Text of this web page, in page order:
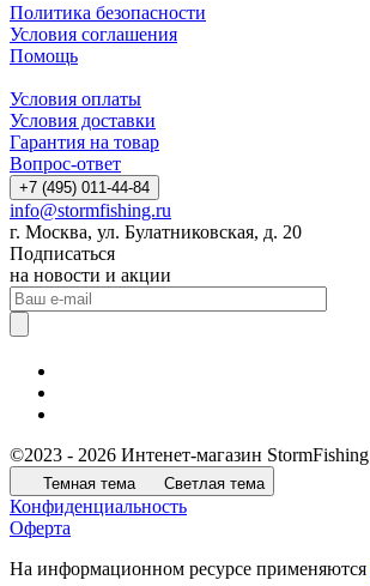
Политика безопасности
Условия соглашения
Помощь
Условия оплаты
Условия доставки
Гарантия на товар
Вопрос-ответ
+7 (495) 011-44-84
info@stormfishing.ru
г. Москва, ул. Булатниковская, д. 20
Подписаться
на новости и акции
©2023 - 2026 Интенет-магазин StormFishing
Темная тема Светлая тема
Конфиденциальность
Оферта
На информационном ресурсе применяются